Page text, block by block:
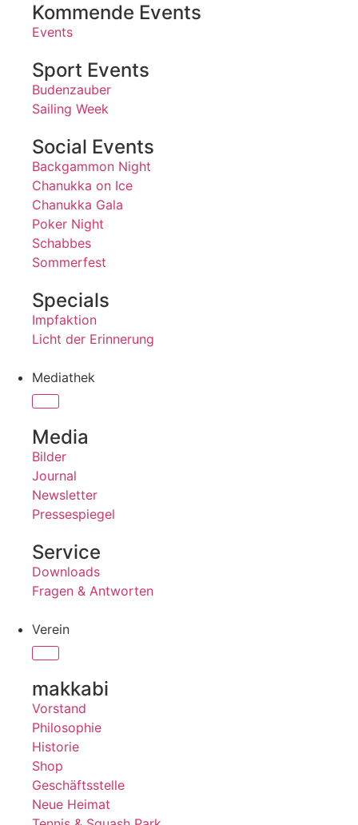
Kommende Events
Events
Sport Events
Budenzauber
Sailing Week
Social Events
Backgammon Night
Chanukka on Ice
Chanukka Gala
Poker Night
Schabbes
Sommerfest
Specials
Impfaktion
Licht der Erinnerung
Mediathek
Media
Bilder
Journal
Newsletter
Pressespiegel
Service
Downloads
Fragen & Antworten
Verein
makkabi
Vorstand
Philosophie
Historie
Shop
Geschäftsstelle
Neue Heimat